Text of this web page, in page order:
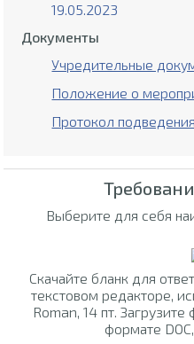
19.05.2023
Документы
Учредительные
Положение о
Протокол
Выберите для себя
Скачайте бланк для
текстовом редакторе,
Roman, 14 пт.
формате